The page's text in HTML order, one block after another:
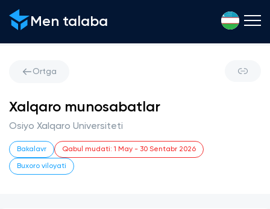
Men talaba
Ortga
Xalqaro munosabatlar
Osiyo Xalqaro Universiteti
Bakalavr Qabul mudati: 1 May - 30 Sentabr 2026
Buxoro viloyati